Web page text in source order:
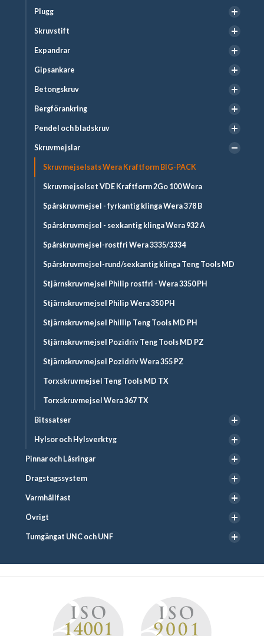
Plugg
Skruvstift
Expandrar
Gipsankare
Betongskruv
Bergförankring
Pendel och bladskruv
Skruvmejslar
Skruvmejselsats Wera Kraftform BIG-PACK
Skruvmejselset VDE Kraftform 2Go 100 Wera
Spårskruvmejsel - fyrkantig klinga Wera 378 B
Spårskruvmejsel - sexkantig klinga Wera 932 A
Spårskruvmejsel-rostfri Wera 3335/3334
Spårskruvmejsel-rund/sexkantig klinga Teng Tools MD
Stjärnskruvmejsel Philip rostfri - Wera 3350 PH
Stjärnskruvmejsel Philip Wera 350 PH
Stjärnskruvmejsel Phillip Teng Tools MD PH
Stjärnskruvmejsel Pozidriv Teng Tools MD PZ
Stjärnskruvmejsel Pozidriv Wera 355 PZ
Torxskruvmejsel Teng Tools MD TX
Torxskruvmejsel Wera 367 TX
Bitssatser
Hylsor och Hylsverktyg
Pinnar och Låsringar
Dragstagssystem
Varmhållfast
Övrigt
Tumgängat UNC och UNF